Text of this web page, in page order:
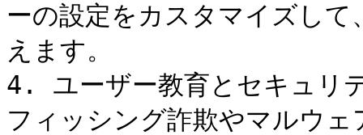
ーの設定をカスタマイズし
えます。
4. ユーザー教育とセキュリ
フィッシング詐欺やマルウ